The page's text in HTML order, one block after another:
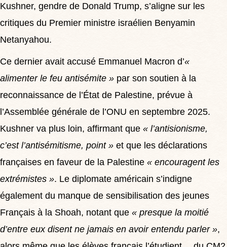
Kushner, gendre de Donald Trump, s’aligne sur les
critiques du Premier ministre israélien Benyamin
Netanyahou.
Ce dernier avait accusé Emmanuel Macron d’«
alimenter le feu antisémite » par son soutien à la
reconnaissance de l’État de Palestine, prévue à
l’Assemblée générale de l’ONU en septembre 2025.
Kushner va plus loin, affirmant que « l’antisionisme,
c’est l’antisémitisme, point » et que les déclarations
françaises en faveur de la Palestine « encouragent les
extrémistes ». Le diplomate américain s’indigne
également du manque de sensibilisation des jeunes
Français à la Shoah, notant que « presque la moitié
d’entre eux disent ne jamais en avoir entendu parler »,